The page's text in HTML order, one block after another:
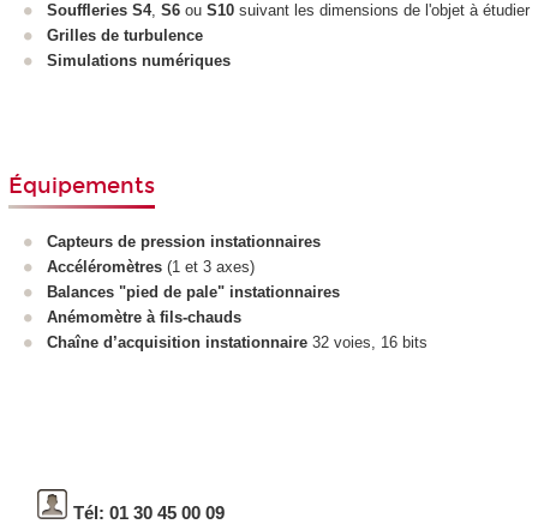
Souffleries S4, S6 ou S10 suivant les dimensions de l'objet à étudier
Grilles de turbulence
Simulations numériques
Équipements
Capteurs de pression instationnaires
Accéléromètres (1 et 3 axes)
Balances "pied de pale" instationnaires
Anémomètre à fils-chauds
Chaîne d’acquisition instationnaire 32 voies, 16 bits
Tél: 01 30 45 00 09